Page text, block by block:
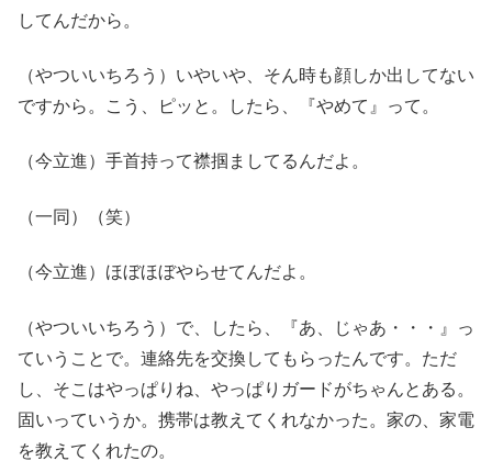
してんだから。
（やついいちろう）いやいや、そん時も顔しか出してない
ですから。こう、ピッと。したら、『やめて』って。
（今立進）手首持って襟掴ましてるんだよ。
（一同）（笑）
（今立進）ほぼほぼやらせてんだよ。
（やついいちろう）で、したら、『あ、じゃあ・・・』っ
ていうことで。連絡先を交換してもらったんです。ただ
し、そこはやっぱりね、やっぱりガードがちゃんとある。
固いっていうか。携帯は教えてくれなかった。家の、家電
を教えてくれたの。